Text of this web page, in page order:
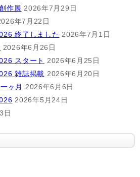
作展 2026年7月29日
年7月22日
終了しました 2026年7月1日
2026年6月26日
スタート 2026年6月25日
雑誌掲載 2026年6月20日
ヶ月 2026年6月6日
2026年5月24日
日